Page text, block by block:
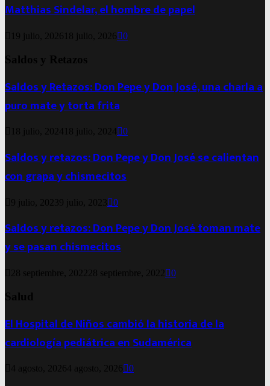
Matthias Sindelar, el hombre de papel
19 julio, 2026 18 julio, 2026 0
Saldos y Retazos
Saldos y Retazos: Don Pepe y Don José, una charla a
puro mate y torta frita
18 julio, 2024 18 julio, 2024 0
Saldos y retazos: Don Pepe y Don José se calientan
con grapa y chismecitos
9 julio, 20239 julio, 2023 0
Saldos y retazos: Don Pepe y Don José toman mate
y se pasan chismecitos
28 septiembre, 2022 28 septiembre, 2022 0
Salud
El Hospital de Niños cambió la historia de la
cardiología pediátrica en Sudamérica
4 agosto, 20264 agosto, 2026 0